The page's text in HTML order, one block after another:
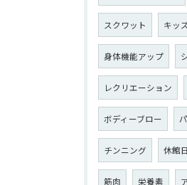
スクワット キッ
身体機能アップ
レクリエーション
ボディーブロー
チンニング 休館日
筋肉 栄養素